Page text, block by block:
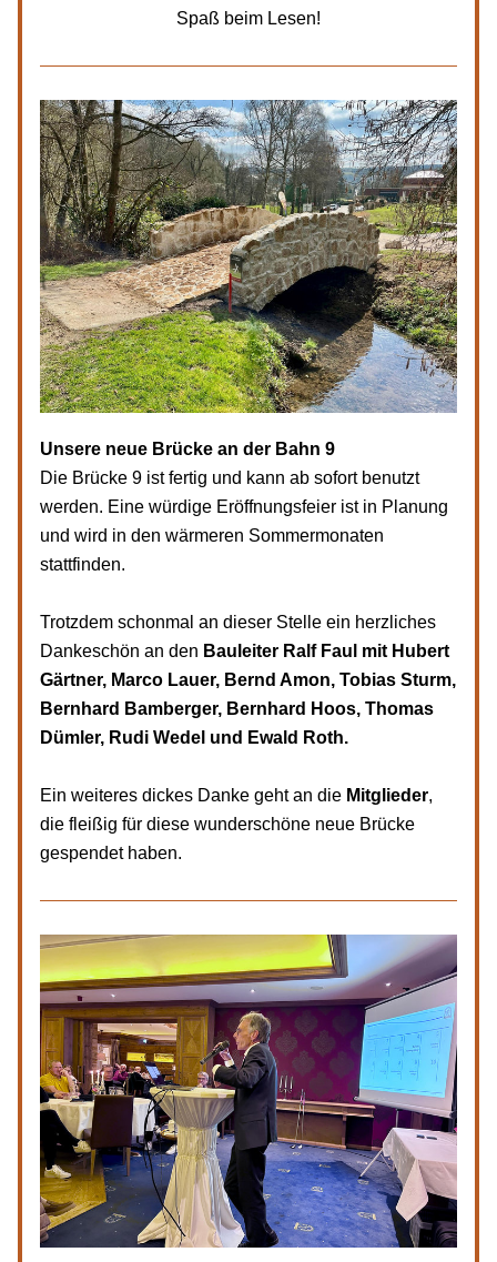
Spaß beim Lesen!
Unsere neue Brücke an der Bahn 9
Die Brücke 9 ist fertig und kann ab sofort benutzt
werden. Eine würdige Eröffnungsfeier ist in Planung
und wird in den wärmeren Sommermonaten
stattfinden.
Trotzdem schonmal an dieser Stelle ein herzliches
Dankeschön an den Bauleiter Ralf Faul mit Hubert
Gärtner, Marco Lauer, Bernd Amon, Tobias Sturm,
Bernhard Bamberger, Bernhard Hoos, Thomas
Dümler, Rudi Wedel und Ewald Roth.
Ein weiteres dickes Danke geht an die Mitglieder,
die fleißig für diese wunderschöne neue Brücke
gespendet haben.